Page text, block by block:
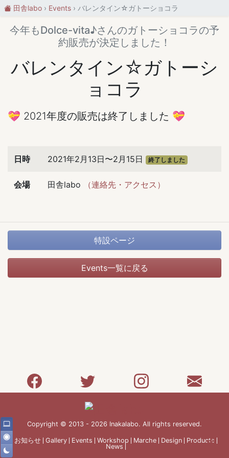
田舎labo Events バレンタイン☆ガトーショコラ
今年もDolce-vita♪さんのガトーショコラの予
約販売が決定しました！
バレンタイン☆ガトーシ
ョコラ
💝 2021年度の販売は終了しました 💝
日時 2021年2月13日〜2月15日 終了しました
会場 田舎labo （連絡先・アクセス）
特設ページ
Events一覧に戻る
Copyright © 2013 - 2026 Inakalabo. All rights reserved.
お知らせ Gallery Events Workshop Marche Design
Products
News